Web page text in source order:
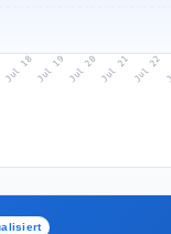
Jul 18Jul 19 Jul 20 Jul 21 Jul 22